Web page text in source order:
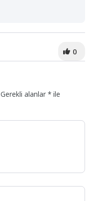
0
Gerekli alanlar* ile